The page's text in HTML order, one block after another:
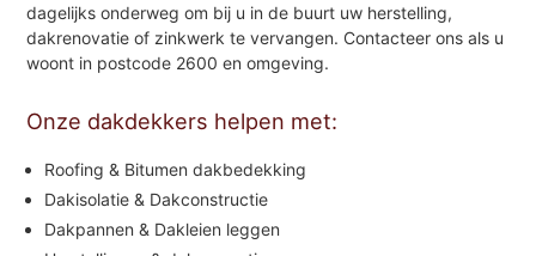
dagelijks onderweg om bij u in de buurt uw herstelling,
dakrenovatie of zinkwerk te vervangen. Contacteer ons als u
woont in postcode 2600 en omgeving.
Onze dakdekkers helpen met:
Roofing & Bitumen dakbedekking
Dakisolatie & Dakconstructie
Dakpannen & Dakleien leggen